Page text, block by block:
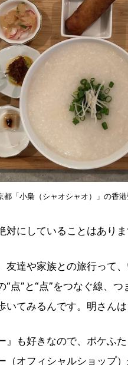
都「小梟（シャオシャオ）」の香
にしていることはありま
達や家族との旅行って
点”と“点”をつなぐ線、
いてみるんです。明さんは
も好きなので、ポケふ
（オフィシャルショップ